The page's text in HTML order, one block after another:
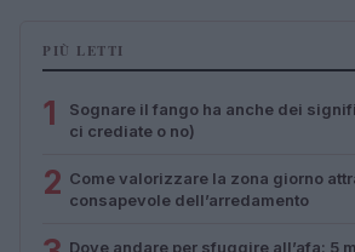
PIÙ LETTI
1
Sognare il fango ha anche dei
ci crediate o no)
2 Come valorizzare la zona giorno
consapevole dell’arredamento
Dove andare per sfuggire all’afa: 5